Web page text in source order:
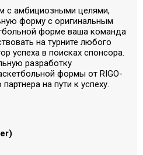
с амбициозными целями,
форму с оригинальным
форме ваша команда
на турните любого
успеха в поисках спонсора.
разработку
формы от RIGO-
на пути к успеху.